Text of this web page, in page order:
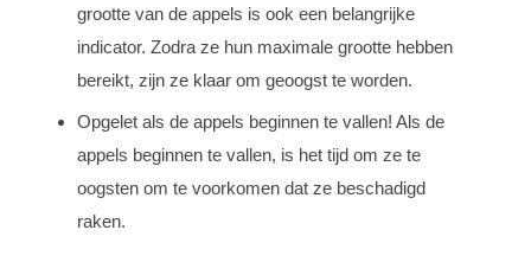
grootte van de appels is ook een belangrijke
indicator. Zodra ze hun maximale grootte hebben
bereikt, zijn ze klaar om geoogst te worden.
Opgelet als de appels beginnen te vallen! Als de
appels beginnen te vallen, is het tijd om ze te
oogsten om te voorkomen dat ze beschadigd
raken.